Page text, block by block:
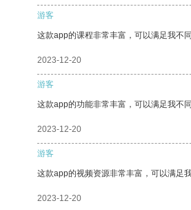
游客
这款app的课程非常丰富，可以满足我不
2023-12-20
游客
这款app的功能非常丰富，可以满足我不
2023-12-20
游客
这款app的视频资源非常丰富，可以满足
2023-12-20